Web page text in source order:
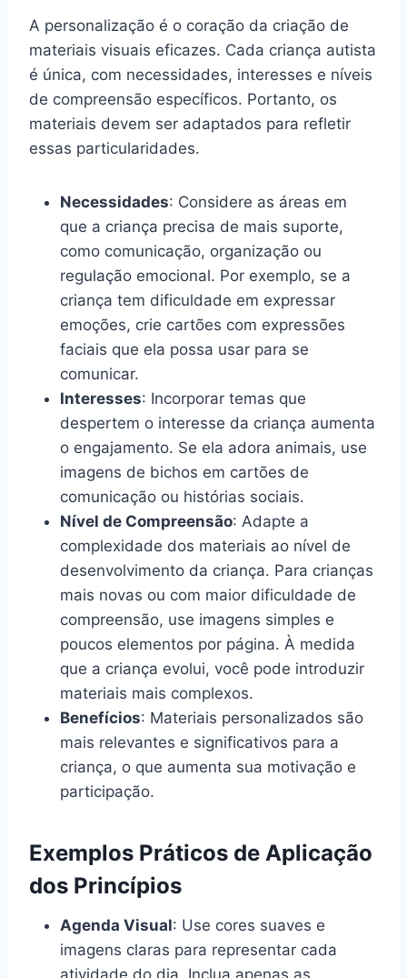
A personalização é o coração da criação de
materiais visuais eficazes. Cada criança autista
é única, com necessidades, interesses e níveis
de compreensão específicos. Portanto, os
materiais devem ser adaptados para refletir
essas particularidades.
Necessidades: Considere as áreas em
que a criança precisa de mais suporte,
como comunicação, organização ou
regulação emocional. Por exemplo, se a
criança tem dificuldade em expressar
emoções, crie cartões com expressões
faciais que ela possa usar para se
comunicar.
Interesses: Incorporar temas que
despertem o interesse da criança aumenta
o engajamento. Se ela adora animais, use
imagens de bichos em cartões de
comunicação ou histórias sociais.
Nível de Compreensão: Adapte a
complexidade dos materiais ao nível de
desenvolvimento da criança. Para crianças
mais novas ou com maior dificuldade de
compreensão, use imagens simples e
poucos elementos por página. À medida
que a criança evolui, você pode introduzir
materiais mais complexos.
Benefícios: Materiais personalizados são
mais relevantes e significativos para a
criança, o que aumenta sua motivação e
participação.
Exemplos Práticos de Aplicação
dos Princípios
Agenda Visual: Use cores suaves e
imagens claras para representar cada
atividade do dia. Inclua apenas as